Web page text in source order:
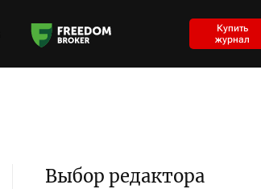
Купить
журнал
Выбор редактора